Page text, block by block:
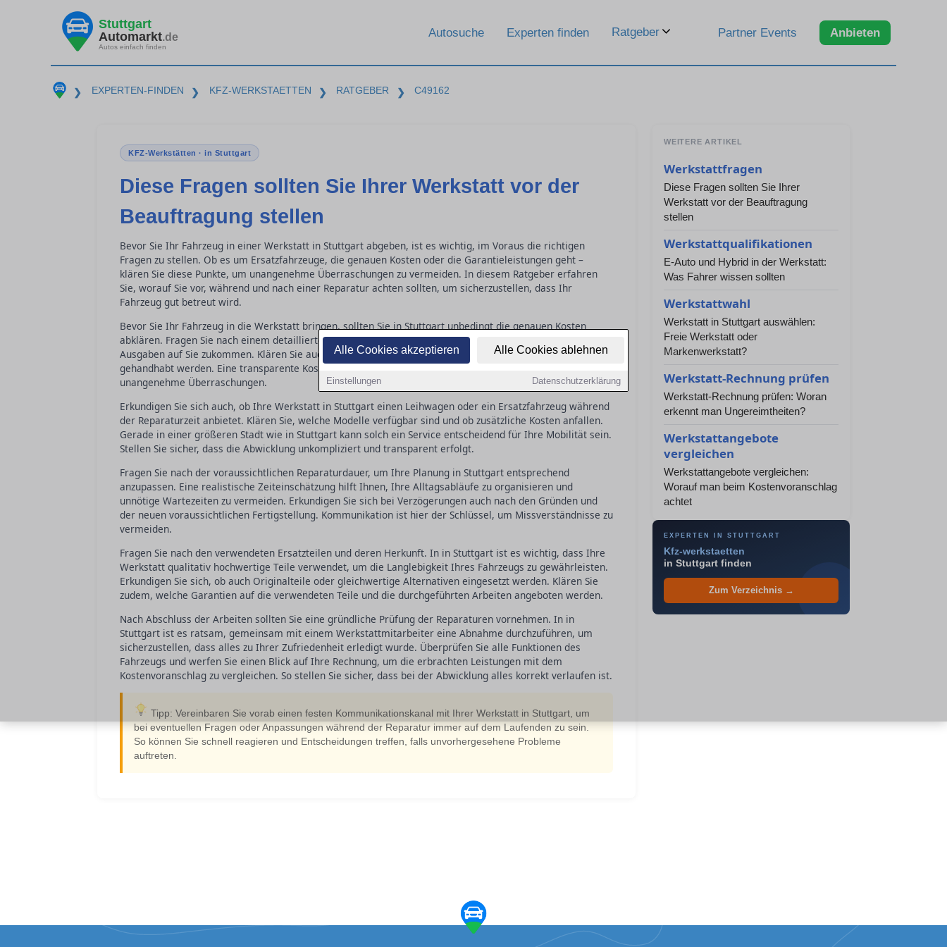
Alle Cookies akzeptieren Alle Cookies ablehnen
Einstellungen Datenschutzerklärung
Stuttgart
Automarkt.de
Autos einfach finden
Autosuche Experten finden Ratgeber Partner Events Anbieten
❯ EXPERTEN-FINDEN ❯ KFZ-WERKSTAETTEN ❯ RATGEBER ❯ C49162
KFZ-Werkstätten · in Stuttgart
Diese Fragen sollten Sie Ihrer Werkstatt vor der
Beauftragung stellen
Bevor Sie Ihr Fahrzeug in einer Werkstatt in Stuttgart abgeben, ist es wichtig, im Voraus die richtigen
Fragen zu stellen. Ob es um Ersatzfahrzeuge, die genauen Kosten oder die Garantieleistungen geht –
klären Sie diese Punkte, um unangenehme Überraschungen zu vermeiden. In diesem Ratgeber erfahren
Sie, worauf Sie vor, während und nach einer Reparatur achten sollten, um sicherzustellen, dass Ihr
Fahrzeug gut betreut wird.
Bevor Sie Ihr Fahrzeug in die Werkstatt bringen, sollten Sie in Stuttgart unbedingt die genauen Kosten
abklären. Fragen Sie nach einem detaillierten Kostenvoranschlag, damit Sie genau wissen, welche
Ausgaben auf Sie zukommen. Klären Sie auch, ob verborgene Kosten entstehen könnten und wie diese
gehandhabt werden. Eine transparente Kostenaufstellung vermeidet spätere Missverständnisse und
unangenehme Überraschungen.
Erkundigen Sie sich auch, ob Ihre Werkstatt in Stuttgart einen Leihwagen oder ein Ersatzfahrzeug während
der Reparaturzeit anbietet. Klären Sie, welche Modelle verfügbar sind und ob zusätzliche Kosten anfallen.
Gerade in einer größeren Stadt wie in Stuttgart kann solch ein Service entscheidend für Ihre Mobilität sein.
Stellen Sie sicher, dass die Abwicklung unkompliziert und transparent erfolgt.
Fragen Sie nach der voraussichtlichen Reparaturdauer, um Ihre Planung in Stuttgart entsprechend
anzupassen. Eine realistische Zeiteinschätzung hilft Ihnen, Ihre Alltagsabläufe zu organisieren und
unnötige Wartezeiten zu vermeiden. Erkundigen Sie sich bei Verzögerungen auch nach den Gründen und
der neuen voraussichtlichen Fertigstellung. Kommunikation ist hier der Schlüssel, um Missverständnisse zu
vermeiden.
Fragen Sie nach den verwendeten Ersatzteilen und deren Herkunft. In in Stuttgart ist es wichtig, dass Ihre
Werkstatt qualitativ hochwertige Teile verwendet, um die Langlebigkeit Ihres Fahrzeugs zu gewährleisten.
Erkundigen Sie sich, ob auch Originalteile oder gleichwertige Alternativen eingesetzt werden. Klären Sie
zudem, welche Garantien auf die verwendeten Teile und die durchgeführten Arbeiten angeboten werden.
Nach Abschluss der Arbeiten sollten Sie eine gründliche Prüfung der Reparaturen vornehmen. In in
Stuttgart ist es ratsam, gemeinsam mit einem Werkstattmitarbeiter eine Abnahme durchzuführen, um
sicherzustellen, dass alles zu Ihrer Zufriedenheit erledigt wurde. Überprüfen Sie alle Funktionen des
Fahrzeugs und werfen Sie einen Blick auf Ihre Rechnung, um die erbrachten Leistungen mit dem
Kostenvoranschlag zu vergleichen. So stellen Sie sicher, dass bei der Abwicklung alles korrekt verlaufen ist.
Tipp: Vereinbaren Sie vorab einen festen Kommunikationskanal mit Ihrer Werkstatt in Stuttgart, um
bei eventuellen Fragen oder Anpassungen während der Reparatur immer auf dem Laufenden zu sein.
So können Sie schnell reagieren und Entscheidungen treffen, falls unvorhergesehene Probleme
auftreten.
WEITERE ARTIKEL
Werkstattfragen
Diese Fragen sollten Sie Ihrer
Werkstatt vor der Beauftragung
stellen
Werkstattqualifikationen
E-Auto und Hybrid in der Werkstatt:
Was Fahrer wissen sollten
Werkstattwahl
Werkstatt in Stuttgart auswählen:
Freie Werkstatt oder
Markenwerkstatt?
Werkstatt-Rechnung prüfen
Werkstatt-Rechnung prüfen: Woran
erkennt man Ungereimtheiten?
Werkstattangebote
vergleichen
Werkstattangebote vergleichen:
Worauf man beim Kostenvoranschlag
achtet
EXPERTEN IN STUTTGART
Kfz-werkstaetten
in Stuttgart finden
Zum Verzeichnis →